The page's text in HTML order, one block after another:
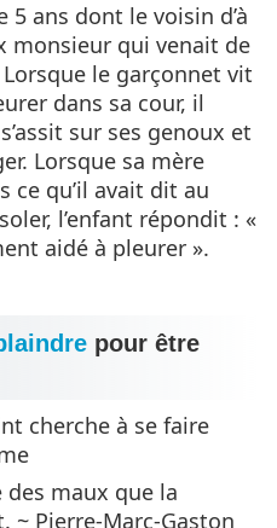
ans dont le voisin d’à
monsieur qui venait de
le garçonnet vit
dans sa cour, il
sur ses genoux et
Lorsque sa mère
ce qu’il avait dit au
l’enfant répondit : «
aidé à pleurer ».
pour être
cherche à se faire
maux que la
~ Pierre-Marc-Gaston